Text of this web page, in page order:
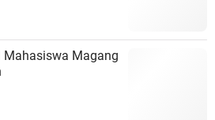
Mahasiswa Magang